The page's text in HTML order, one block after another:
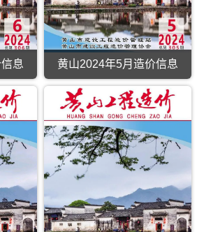
息 黄山2024年5月造价信息